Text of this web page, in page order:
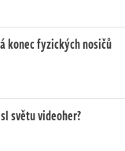
konec fyzických nosičů
světu videoher?